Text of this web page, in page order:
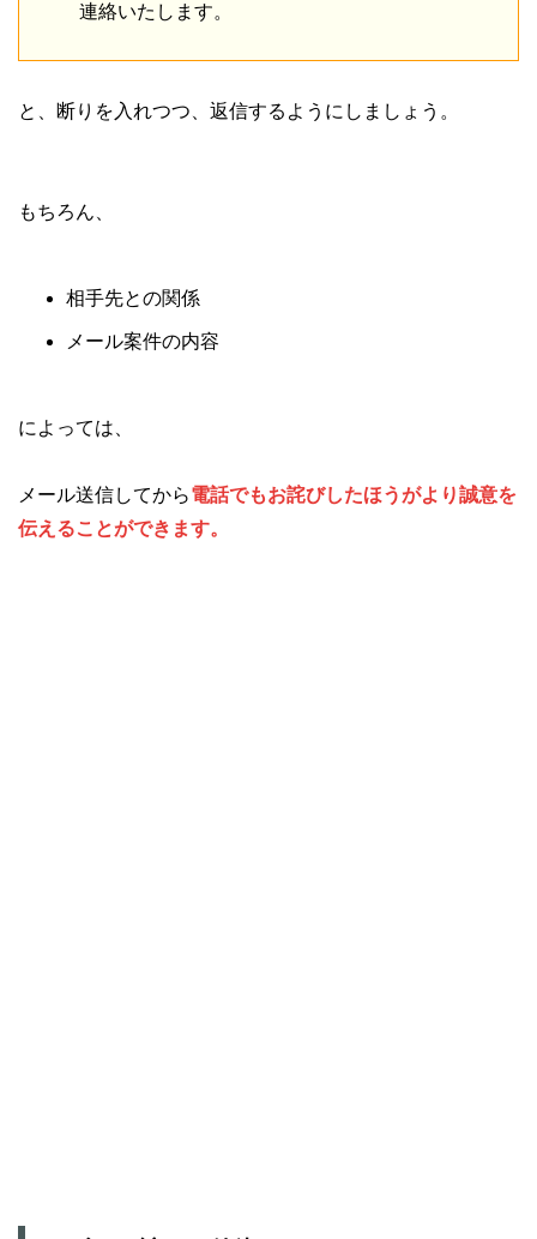
連絡いたします。
と、断りを入れつつ、返信するようにしましょう。
もちろん、
相手先との関係
メール案件の内容
によっては、
メール送信してから電話でもお詫びしたほうがより誠意を
伝えることができます。